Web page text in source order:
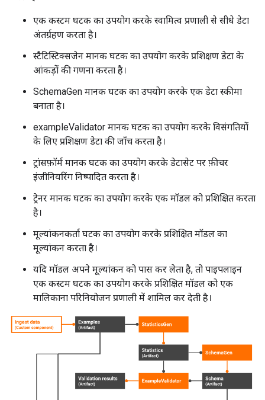
एक कस्टम घटक का उपयोग करके स्वामित्व प्रणाली से सीधे डेटा
अंतर्ग्रहण करता है।
स्टैटिस्टिक्सजेन मानक घटक का उपयोग करके प्रशिक्षण डेटा के
आंकड़ों की गणना करता है।
SchemaGen मानक घटक का उपयोग करके एक डेटा स्कीमा
बनाता है।
exampleValidator मानक घटक का उपयोग करके विसंगतियों
के लिए प्रशिक्षण डेटा की जाँच करता है।
ट्रांसफ़ॉर्म मानक घटक का उपयोग करके डेटासेट पर फ़ीचर
इंजीनियरिंग निष्पादित करता है।
ट्रेनर मानक घटक का उपयोग करके एक मॉडल को प्रशिक्षित करता
है।
मूल्यांकनकर्ता घटक का उपयोग करके प्रशिक्षित मॉडल का
मूल्यांकन करता है।
यदि मॉडल अपने मूल्यांकन को पास कर लेता है, तो पाइपलाइन
एक कस्टम घटक का उपयोग करके प्रशिक्षित मॉडल को एक
मालिकाना परिनियोजन प्रणाली में शामिल कर देती है।